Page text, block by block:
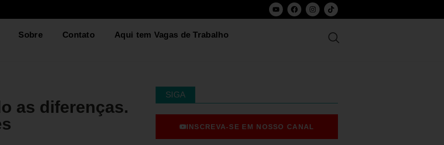
Sobre Contato Aqui tem Vagas de Trabalho
as diferenças.
SIGA
INSCREVA-SE EM NOSSO CANAL